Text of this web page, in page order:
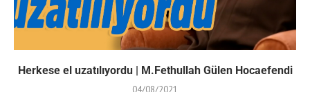
Herkese el uzatılıyordu | M.Fethullah Gülen Hocaefendi
04/08/2021